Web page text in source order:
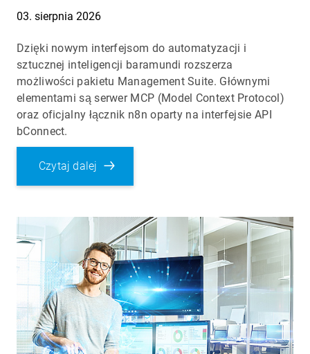
03. sierpnia 2026
Dzięki nowym interfejsom do automatyzacji i
sztucznej inteligencji baramundi rozszerza
możliwości pakietu Management Suite. Głównymi
elementami są serwer MCP (Model Context Protocol)
oraz oficjalny łącznik n8n oparty na interfejsie API
bConnect.
Czytaj dalej